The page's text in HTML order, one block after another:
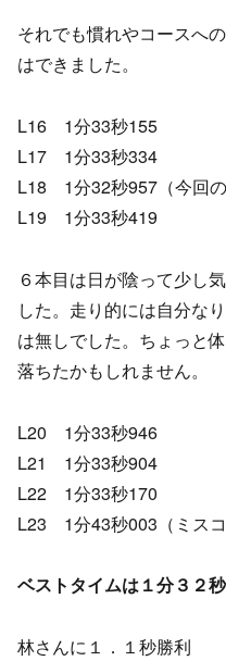
それでも慣れやコースへ
はできました。
L16 1分33秒155
L17 1分33秒334
L18 1分32秒957（今回の
L19 1分33秒419
６本目は日が陰って少し
した。走り的には自分な
は無しでした。ちょっと
落ちたかもしれません。
L20 1分33秒946
L21 1分33秒904
L22 1分33秒170
L23 1分43秒003（ミスコ
ベストタイムは１分３２
林さんに１．１秒勝利